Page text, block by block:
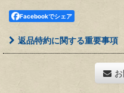
Facebookでシェア
返品特約に関する重要事項